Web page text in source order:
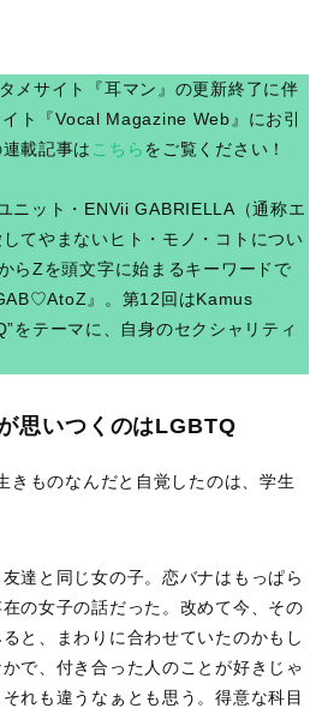
メサイト『耳マン』の更新終了に伴
ト『Vocal Magazine Web』にお引
載記事は こちらをご覧ください！
ニット・ENVii GABRIELLA（通称エ
てやまないヒト・モノ・コトについ
らZを頭文字に始まるキーワードで
』。第12回はKamus
をテーマに、自身のセクシャリティ
思いつくのはLGBTQ
きものなんだと自覚したのは、学生
達と同じ女の子。恋バナはもっぱら
の女子の話だった。改めて今、その
と、まわりに合わせていたのかもし
で、付き合った人のことが好きじゃ
れも違うなぁとも思う。得意な科目